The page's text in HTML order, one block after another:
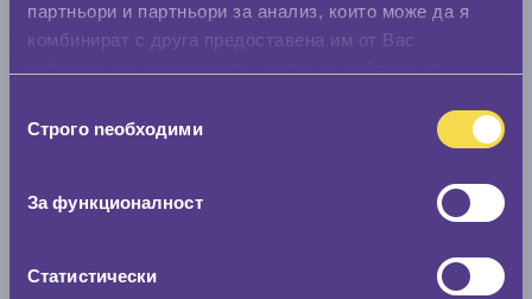
партньори и партньори за анализ, които може да я
комбинират с друга предоставена им от Вас
наСтрого nеобходими
За функционалност
Статистически
Стар размер